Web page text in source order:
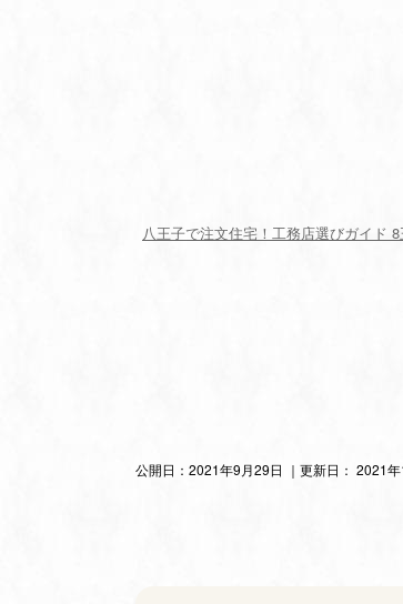
八王子で注文住宅！工務店選びガイド
公開日： 2021年9月29日 ｜更新日： 2021